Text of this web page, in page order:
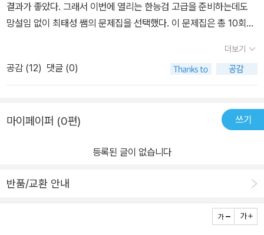
결과가 좋았다. 그래서 이번에 열리는 한능검 고급을 준비하는데도
망설임 없이 최태성 쌤의 문제집을 선택했다. 이 문제집은 총 10회차
설명이 좋았다. 해설집의 문제 설명 하단에는 간단한 OX 퀴즈도 있어
서 틀렸더라도 다시 개념을 복습 할 수가 있다. 이번 한능검 시험도 잘
봤으면하고 다른 분들도 열심히 하셔서 원하는 좋은 점수를 받았으면
더보기
공감 (12) 댓글 (0)
마이페이퍼 (0편) 쓰기
등록된 글이 없습니다
반품/교환 안내